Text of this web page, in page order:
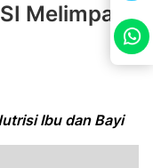
Melimpah,
Ibu dan Bayi